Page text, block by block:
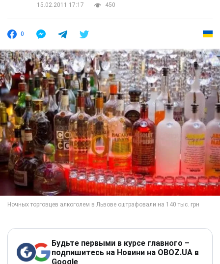
15.02.2011 17:17
450
0
Будьте первыми в курсе главного –
подпишитесь на Новини на OBOZ.UA в
Google